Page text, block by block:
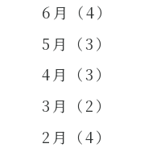
6月（4）
5月（3）
4月（3）
3月（2）
2月（4）